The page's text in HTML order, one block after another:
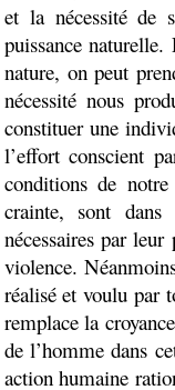
et la nécessité de
puissance
nature, on peut
nécessité nous
constituer une
l’effort conscient
conditions de
crainte, sont
nécessaires par
violence.
réalisé et voulu par
remplace la
de l’homme dans
action humaine